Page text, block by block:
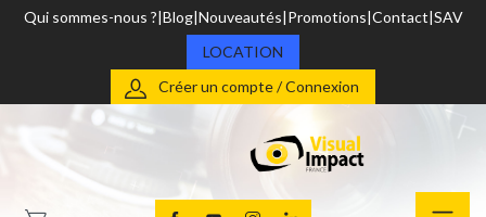
Qui sommes-nous ? Blog Nouveautés Promotions Contact SAV
LOCATION
Créer un compte / Connexion